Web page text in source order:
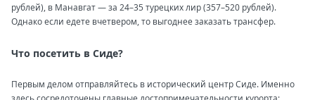
рублей), в Манавгат — за 24–35 турецких лир (357–520 рублей).
Однако если едете вчетвером, то выгоднее заказать трансфер.
Что посетить в Сиде?
Первым делом отправляйтесь в исторический центр Сиде. Именно